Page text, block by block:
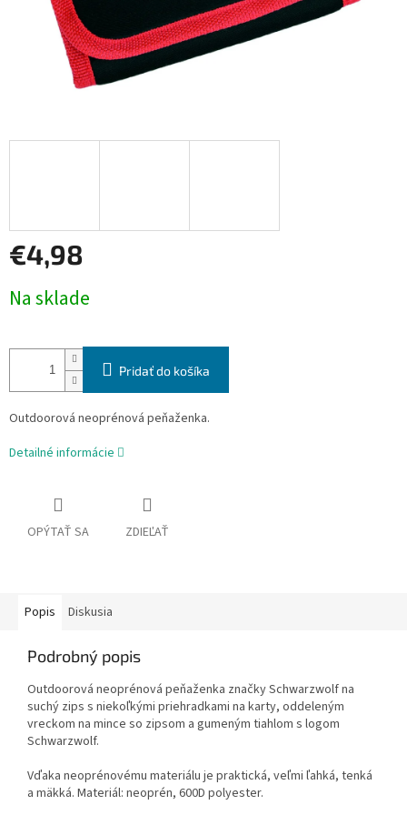
€4,98
cena:
Na sklade
Pridať do košíka
Outdoorová neoprénová peňaženka.
Detailné informácie
OPÝTAŤ SA ZDIEĽAŤ
Popis Diskusia
Podrobný popis
Outdoorová neoprénová peňaženka značky Schwarzwolf na
suchý zips s niekoľkými priehradkami na karty, oddeleným
vreckom na mince so zipsom a gumeným tiahlom s logom
Schwarzwolf.
Vďaka neoprénovému materiálu je praktická, veľmi ľahká, tenká
a mäkká. Materiál: neoprén, 600D polyester.